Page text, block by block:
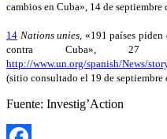
cambios en Cuba», 14 de septiembre
14 Nations unies , «191 países
contra Cuba», 27
http://www.un.org/spanish/News/
(sitio consultado el 19 de septiembre
Fuente: Investig’Action